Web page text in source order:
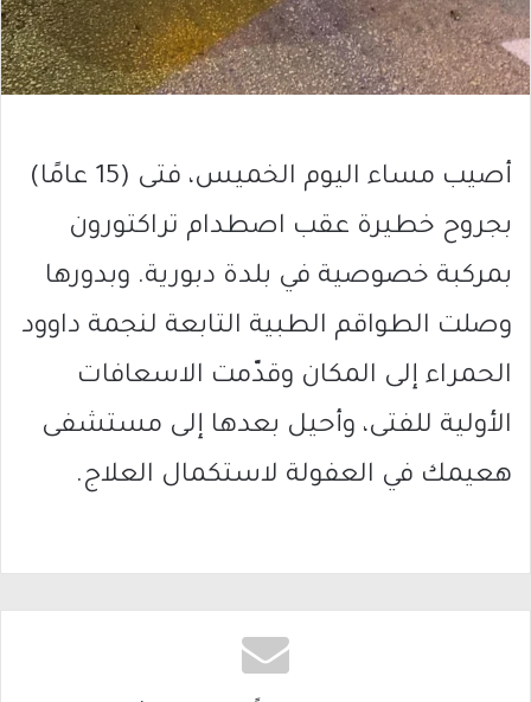
أصيب مساء اليوم الخميس، فتى (15 عامًا)
بجروح خطيرة عقب اصطدام تراكتورون
بمركبة خصوصية في بلدة دبورية. وبدورها
وصلت الطواقم الطبية التابعة لنجمة داوود
الحمراء إلى المكان وقدّمت الاسعافات
الأولية للفتى، وأحيل بعدها إلى مستشفى
هعيمك في العفولة لاستكمال العلاج.